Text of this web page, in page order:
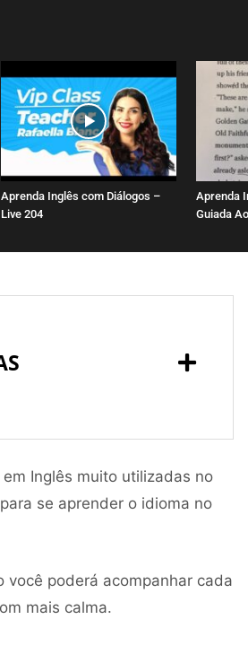
Aprenda Inglês com Diálogos –
Live 204
Aprenda
Guiada
Inglês muito utilizadas no
se aprender o idioma no
você poderá acompanhar cada
mais calma.